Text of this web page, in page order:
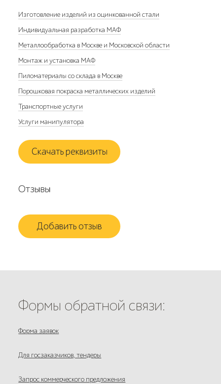
Изготовление изделий из оцинкованной стали
Индивидуальная разработка МАФ
Металлообработка в Москве и Московской области
Монтаж и установка МАФ
Пиломатериалы со склада в Москве
Порошковая покраска металлических изделий
Транспортные услуги
Услуги манипулятора
Скачать реквизиты
Отзывы
Добавить отзыв
Формы обратной связи:
Форма заявок
Для госзаказчиков, тендеры
Запрос коммерческого предложения